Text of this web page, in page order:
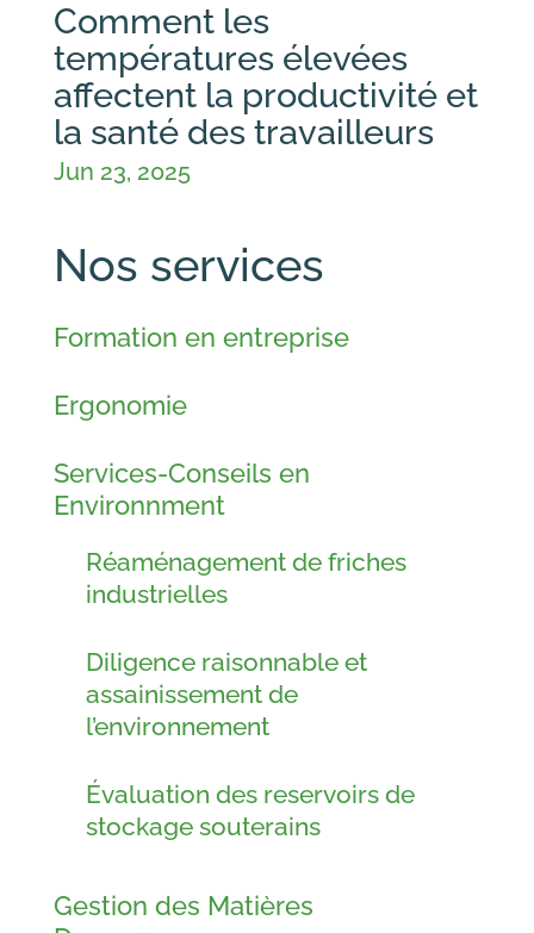
Nos services
Formation en entreprise
Ergonomie
Services-Conseils en
Environnment
Réaménagement de friches
industrielles
Diligence raisonnable et
assainissement de
l’environnement
Évaluation des reservoirs de
stockage souterains
Gestion des Matières
Comment les
températures élevées
affectent la productivité et
la santé des travailleurs
Jun 23, 2025